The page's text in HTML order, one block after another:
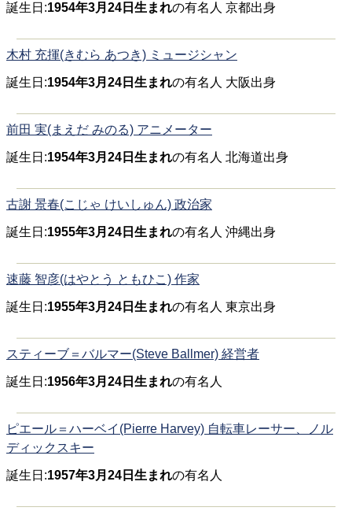
誕生日:1954年3月24日生まれの有名人 京都出身
木村 充揮(きむら あつき) ミュージシャン
誕生日:1954年3月24日生まれの有名人 大阪出身
前田 実(まえだ みのる) アニメーター
誕生日:1954年3月24日生まれの有名人 北海道出身
古謝 景春(こじゃ けいしゅん) 政治家
誕生日:1955年3月24日生まれの有名人 沖縄出身
速藤 智彦(はやとう ともひこ) 作家
誕生日:1955年3月24日生まれの有名人 東京出身
スティーブ＝バルマー(Steve Ballmer) 経営者
誕生日:1956年3月24日生まれの有名人
ピエール＝ハーベイ(Pierre Harvey) 自転車レーサー、ノル
ディックスキー
誕生日:1957年3月24日生まれの有名人